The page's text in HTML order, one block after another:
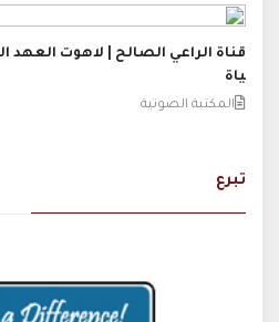
ياة
المكتبة الصوتية
تبرع